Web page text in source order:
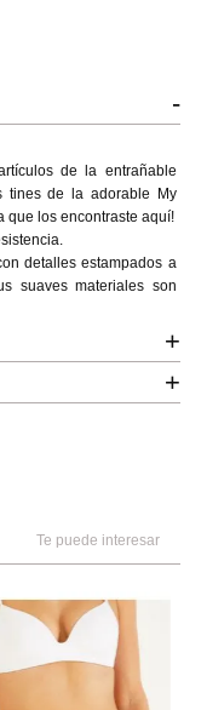
-
de la entrañable
tines de la adorable My
que los encontraste aquí!
detalles estampados a
suaves materiales son
+
+
Te puede interesar